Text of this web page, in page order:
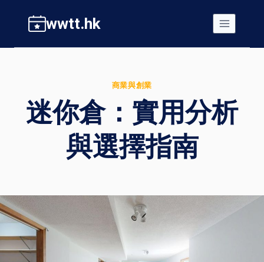
content
wwtt.hk
商業與創業
迷你倉：實用分析
與選擇指南